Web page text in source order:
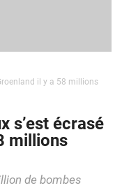
il y a 58 millions
s’est écrasé
millions
de bombes